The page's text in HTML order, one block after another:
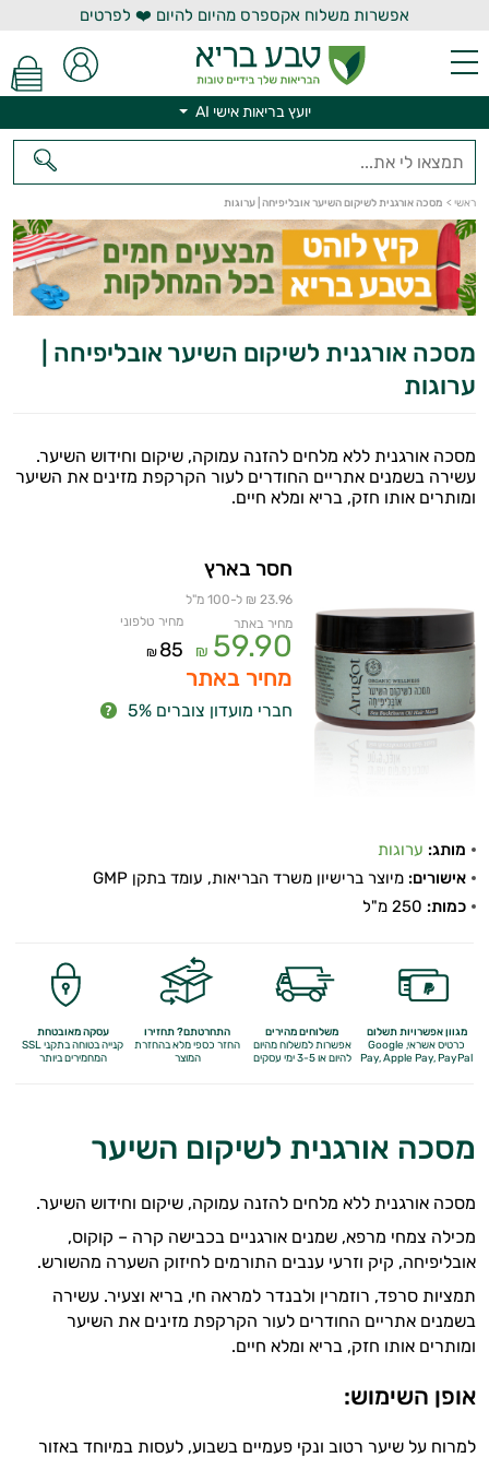
אפשרות משלוח אקספרס מהיום להיום ❤️ לפרטים
יועץ בריאות אישי AI
ראשי > מסכה אורגנית לשיקום השיער אובליפיחה | ערוגות
מסכה אורגנית לשיקום השיער אובליפיחה |
ערוגות
מסכה אורגנית ללא מלחים להזנה עמוקה, שיקום וחידוש השיער.
עשירה בשמנים אתריים החודרים לעור הקרקפת מזינים את השיער
ומותרים אותו חזק, בריא ומלא חיים.
חסר בארץ
23.96 ₪ ל-100 מ"ל
מחיר באתר
59.90
₪
מחיר טלפוני
85
₪
מחיר באתר
חברי מועדון צוברים 5%
מותג: ערוגות
אישורים: מיוצר ברישיון משרד הבריאות, עומד בתקן GMP
כמות:
מגוון אפשרויות תשלום
כרטיס אשראי, Google
Pay,Apple Pay, PayPal
משלוחים מהירים
אפשרות למשלוח מהיום
להיום או 3-5 ימי עסקים
התחרטתם? תחזירו
החזר כספי מלאבהחזרת
המוצר
עסקה מאובטחת
קנייה בטוחה בתקני SSL
המחמירים ביותר
מסכה אורגנית לשיקום השיער
מסכה אורגנית ללא מלחים להזנה עמוקה, שיקום וחידוש השיער.
מכילה צמחי מרפא, שמנים אורגניים בכבישה קרה – קוקוס,
אובליפיחה, קיק וזרעי ענבים התורמים לחיזוק השערה מהשורש.
תמציות סרפד, רוזמרין ולבנדר למראה חי, בריא וצעיר. עשירה
בשמנים אתריים החודרים לעור הקרקפת מזינים את השיער
ומותרים אותו חזק, בריא ומלא חיים.
אופן השימוש:
למרוח על שיער רטוב ונקי פעמיים בשבוע, לעסות במיוחד באזור
יועץ בריאות אישי AI